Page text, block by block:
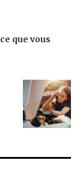
que vous